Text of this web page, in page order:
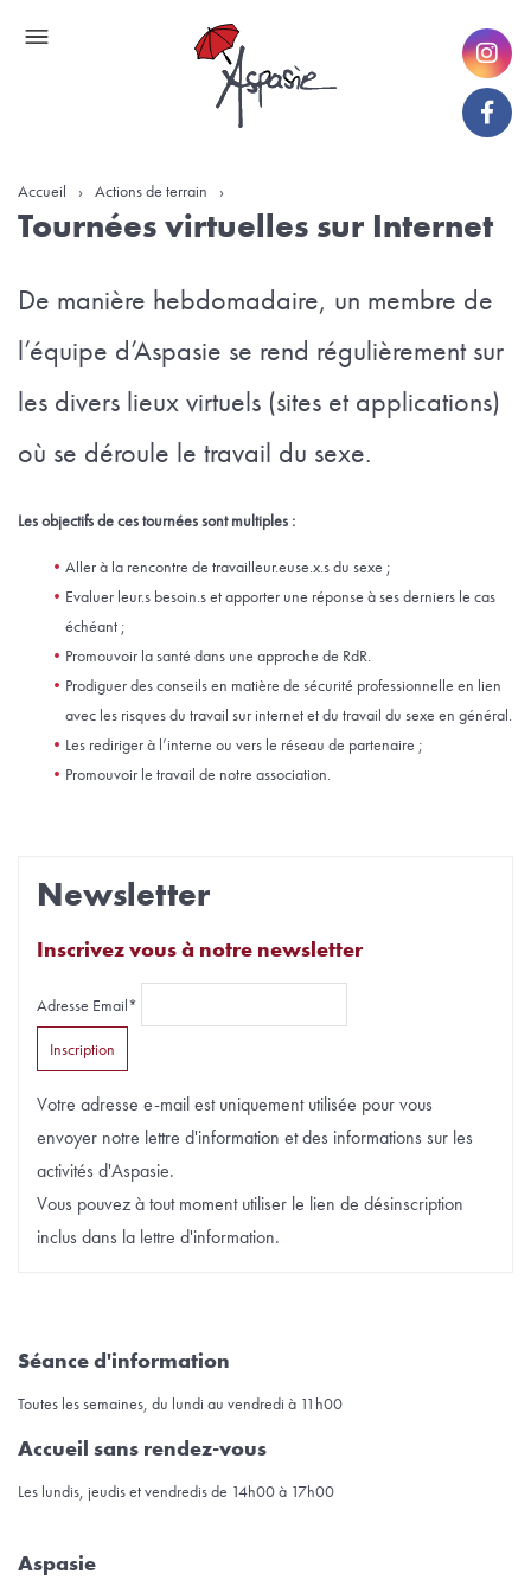
Accueil › Actions de terrain ›
Tournées virtuelles sur Internet
De manière hebdomadaire, un membre de
l’équipe d’Aspasie se rend régulièrement sur
les divers lieux virtuels (sites et applications)
où se déroule le travail du sexe.
Les objectifs de ces tournées sont multiples :
Aller à la rencontre de travailleur.euse.x.s du sexe ;
Evaluer leur.s besoin.s et apporter une réponse à ses derniers le cas
échéant ;
Promouvoir la santé dans une approche de RdR.
Prodiguer des conseils en matière de sécurité professionnelle en lien
avec les risques du travail sur internet et du travail du sexe en général.
Les rediriger à l’interne ou vers le réseau de partenaire ;
Promouvoir le travail de notre association.
Newsletter
Inscrivez vous à notre newsletter
Adresse Email*
Votre adresse e-mail est uniquement utilisée pour vous
envoyer notre lettre d'information et des informations sur les
activités d'Aspasie.
Vous pouvez à tout moment utiliser le lien de désinscription
inclus dans la lettre d'information.
Séance d'information
Toutes les semaines, du lundi au vendredi à 11h00
Accueil sans rendez-vous
Les lundis, jeudis et vendredis de 14h00 à 17h00
Aspasie